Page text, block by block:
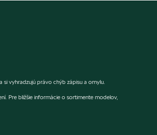
vyhradzujú právo chýb zápisu a omylu.
Pre bližšie informácie o sortimente modelov,